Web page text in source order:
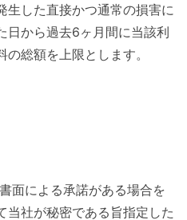
生した直接かつ通常の損害に
日から過去6ヶ月間に当該利
総額を上限とします。
面による承諾がある場合を
当社が秘密である旨指定した